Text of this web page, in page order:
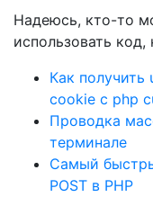
Надеюсь, кто-то
использовать
Как
cookie с php
Проводка
терминале
Самый
POST в PHP